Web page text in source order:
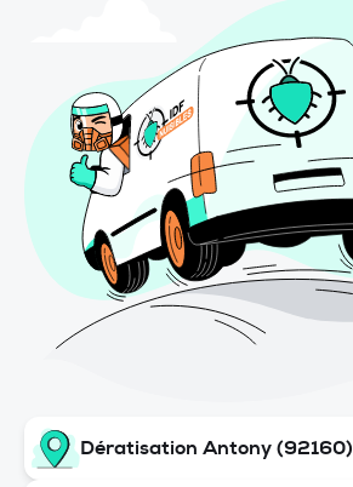
Dératisation Antony (92160)